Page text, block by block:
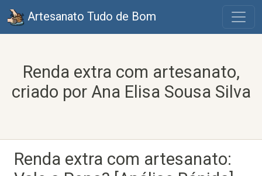
Artesanato Tudo de Bom
Renda extra com artesanato,
criado por Ana Elisa Sousa Silva
Renda extra com artesanato: